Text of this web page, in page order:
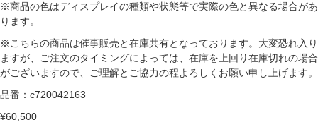
※商品の色はディスプレイの種類や状態等で実際の色と異なる場合があ
ります。
※こちらの商品は催事販売と在庫共有となっております。大変恐れ入り
ますが、ご注文のタイミングによっては、在庫を上回り在庫切れの場合
がございますので、ご理解とご協力の程よろしくお願い申し上げます。
品番：c720042163
¥60,500